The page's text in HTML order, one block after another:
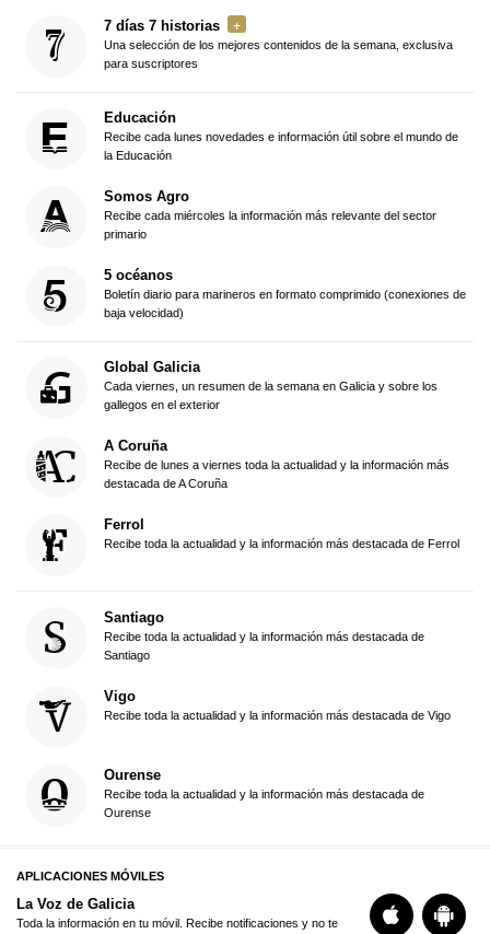
7 días 7 historias
Una selección de los mejores contenidos de la semana, exclusiva
para suscriptores
Educación
Recibe cada lunes novedades e información útil sobre el mundo de
la Educación
Somos Agro
Recibe cada miércoles la información más relevante del sector
primario
5 océanos
Boletín diario para marineros en formato comprimido (conexiones de
baja velocidad)
Global Galicia
Cada viernes, un resumen de la semana en Galicia y sobre los
gallegos en el exterior
A Coruña
Recibe de lunes a viernes toda la actualidad y la información más
destacada de A Coruña
Ferrol
Recibe toda la actualidad y la información más destacada de Ferrol
Santiago
Recibe toda la actualidad y la información más destacada de
Santiago
Vigo
Recibe toda la actualidad y la información más destacada de Vigo
Ourense
Recibe toda la actualidad y la información más destacada de
Ourense
APLICACIONES MÓVILES
La Voz de Galicia
Toda la información en tu móvil. Recibe notificaciones y no te